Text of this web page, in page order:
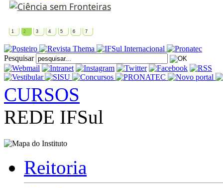
1 2 3 4 5 6 7
Pesquisar
CURSOS
REDE IFSul
Reitoria